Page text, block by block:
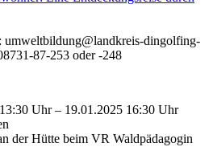
umweltbildung@landkreis-dingolfing-
87-253 oder -248
Uhr– 19.01.2025 16:30 Uhr
der Hütte beim VR Waldpädagogin